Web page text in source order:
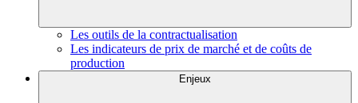
Les outils de la contractualisation
Les indicateurs de prix de marché et de coûts de
production
Enjeux